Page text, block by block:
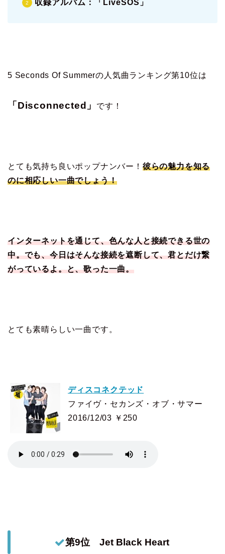
収録アルバム：「LiveSOS」
5 Seconds Of Summerの人気曲ランキング第10位は
「Disconnected」 です！
とても気持ち良いポップナンバー！ 彼らの魅力を知る
のに相応しい一曲でしょう！
インターネットを通じて、色んな人と接続できる世の
中。でも、今日はそんな接続を遮断して、君とだけ繋
がっているよ。と、歌った一曲。
とても素晴らしい一曲です。
ディスコネクテッド
ファイヴ・セカンズ・オブ・サマー
2016/12/03 ￥250
第9位 Jet Black Heart